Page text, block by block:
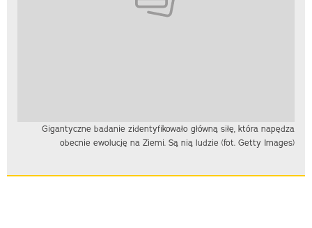
Gigantyczne badanie zidentyfikowało główną siłę, która napędza
obecnie ewolucję na Ziemi. Są nią ludzie (fot. Getty Images)